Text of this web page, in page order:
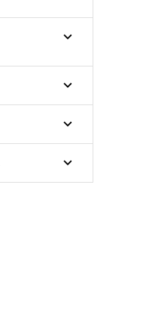
keyboard_arrow_down
keyboard_arrow_down
keyboard_arrow_down
keyboard_arrow_down